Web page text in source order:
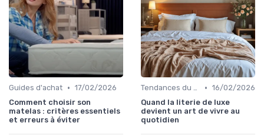
Guides d'achat • 17/02/2026
Comment choisir son
matelas : critères essentiels
et erreurs à éviter
Tendances du sommeil • 16/02/2026
Quand la literie de luxe
devient un art de vivre au
quotidien